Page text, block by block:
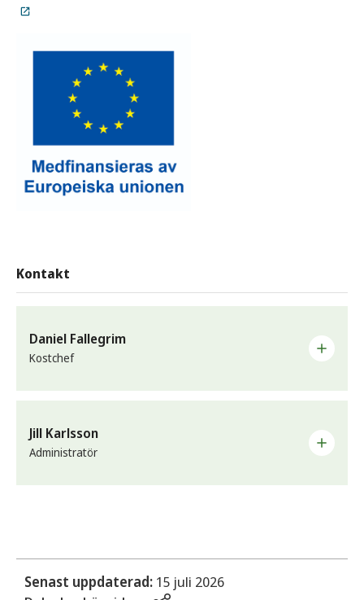
Kontakt
Daniel Fallegrim
Kostchef
Telefon
Jill Karlsson
Administratör
Senast uppdaterad: 15 juli 2026